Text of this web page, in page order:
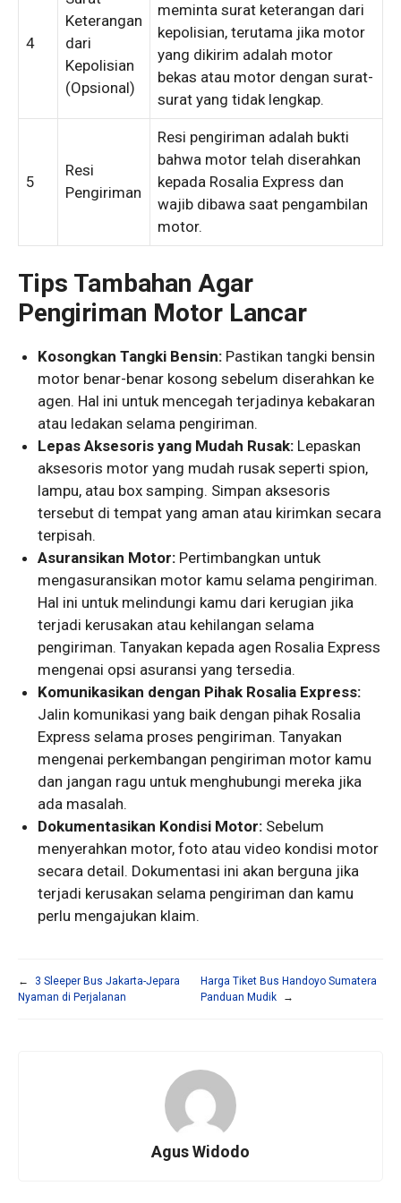
4
Keterangan
dari
Kepolisian
(Opsional)
meminta surat keterangan dari
kepolisian, terutama jika motor
yang dikirim adalah motor
bekas atau motor dengan surat-
surat yang tidak lengkap.
5
Resi
Pengiriman
Resi pengiriman adalah bukti
bahwa motor telah diserahkan
kepada Rosalia Express dan
wajib dibawa saat pengambilan
motor.
Tips Tambahan Agar
Pengiriman Motor Lancar
Kosongkan Tangki Bensin: Pastikan tangki bensin
motor benar-benar kosong sebelum diserahkan ke
agen. Hal ini untuk mencegah terjadinya kebakaran
atau ledakan selama pengiriman.
Lepas Aksesoris yang Mudah Rusak: Lepaskan
aksesoris motor yang mudah rusak seperti spion,
lampu, atau box samping. Simpan aksesoris
tersebut di tempat yang aman atau kirimkan secara
terpisah.
Asuransikan Motor: Pertimbangkan untuk
mengasuransikan motor kamu selama pengiriman.
Hal ini untuk melindungi kamu dari kerugian jika
terjadi kerusakan atau kehilangan selama
pengiriman. Tanyakan kepada agen Rosalia Express
mengenai opsi asuransi yang tersedia.
Komunikasikan dengan Pihak Rosalia Express:
Jalin komunikasi yang baik dengan pihak Rosalia
Express selama proses pengiriman. Tanyakan
mengenai perkembangan pengiriman motor kamu
dan jangan ragu untuk menghubungi mereka jika
ada masalah.
Dokumentasikan Kondisi Motor: Sebelum
menyerahkan motor, foto atau video kondisi motor
secara detail. Dokumentasi ini akan berguna jika
terjadi kerusakan selama pengiriman dan kamu
perlu mengajukan klaim.
←
3 Sleeper Bus Jakarta-Jepara
Nyaman di Perjalanan
Harga Tiket Bus Handoyo Sumatera
Panduan Mudik
→
Agus Widodo